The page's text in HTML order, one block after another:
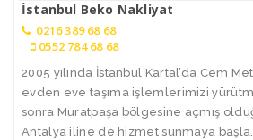
İstanbul Beko Nakliyat
0216 389 68 68
0552 784 68 68
2005 yılında İstanbul Kartal’da Cem
evden eve taşıma işlemlerimizi
sonra Muratpaşa bölgesine açmış
Antalya iline de hizmet sunmaya